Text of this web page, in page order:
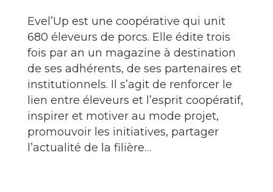
Evel’Up est une coopérative qui unit
680 éleveurs de porcs. Elle édite trois
fois par an un magazine à destination
de ses adhérents, de ses partenaires et
institutionnels. Il s’agit de renforcer le
lien entre éleveurs et l’esprit coopératif,
inspirer et motiver au mode projet,
promouvoir les initiatives, partager
l’actualité de la filière…